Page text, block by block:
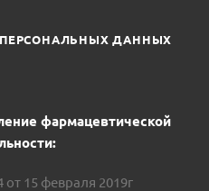
ДАННЫХ
фармацевтической
от 15 февраля 2019г